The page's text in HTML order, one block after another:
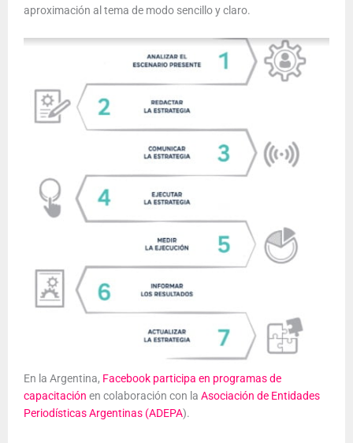
aproximación al tema de modo sencillo y claro.
En la Argentina, Facebook participa en programas de
capacitación en colaboración con la Asociación de Entidades
Periodísticas Argentinas (ADEPA).